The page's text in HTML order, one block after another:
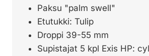
Paksu "palm swell"
Etutukki: Tulip
Droppi 39-55 mm
Supistajat 5 kpl Exis HP: